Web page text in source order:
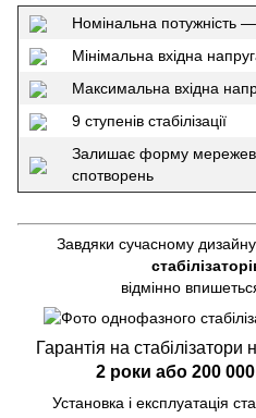
Номінальна потужність
Мінімальна вхідна
Максимальна вхідна
9 ступенів стабілізації
Залишає форму
спотворень
Завдяки сучасному
відмінно
Гарантія на
2 роки або 200
Установка і експлуатація